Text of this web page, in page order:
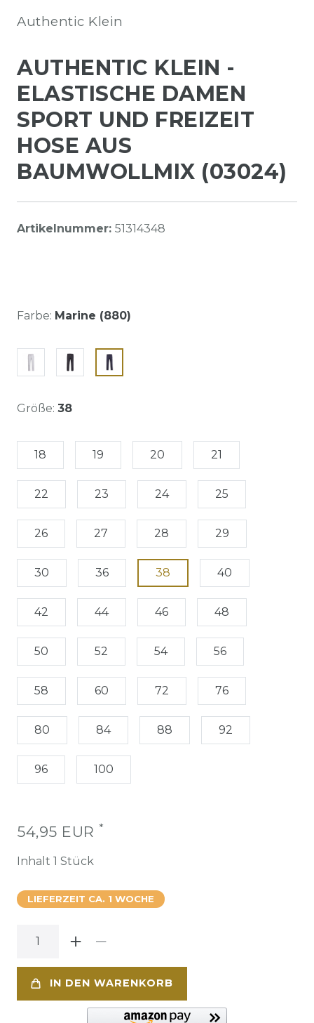
Authentic Klein
AUTHENTIC KLEIN -
ELASTISCHE DAMEN
SPORT UND FREIZEIT
HOSE AUS
BAUMWOLLMIX (03024)
Artikelnummer: 51314348
Farbe: Marine (880)
Größe: 38
18 19 20 21
22 23 24 25
26 27 28 29
30 36 38 40
42 44 46 48
50 52 54 56
58 60 72 76
80 84 88 92
96 100
54,95 EUR *
Inhalt 1 Stück
LIEFERZEIT CA. 1 WOCHE
IN DEN WARENKORB